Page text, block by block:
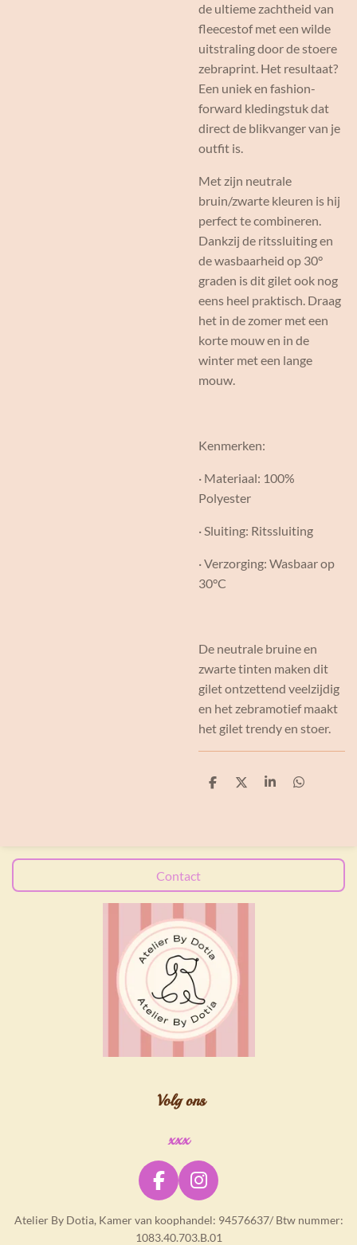
de ultieme zachtheid van
fleecestof met een wilde
uitstraling door de stoere
zebraprint. Het resultaat?
Een uniek en fashion-
forward kledingstuk dat
direct de blikvanger van je
outfit is.
Met zijn neutrale
bruin/zwarte kleuren is hij
perfect te combineren.
Dankzij de ritssluiting en
de wasbaarheid op 30°
graden is dit gilet ook nog
eens heel praktisch. Draag
het in de zomer met een
korte mouw en in de
winter met een lange
mouw.
Kenmerken:
· Materiaal: 100%
Polyester
· Sluiting: Ritssluiting
· Verzorging: Wasbaar op
30°C
De neutrale bruine en
zwarte tinten maken dit
gilet ontzettend veelzijdig
en het zebramotief maakt
het gilet trendy en stoer.
D
D
S
D
Contact
Volg ons
xxx
F
c
I
s
Atelier By Dotia, Kamer van koophandel: 94576637/ Btw nummer:
1083.40.703.B.01